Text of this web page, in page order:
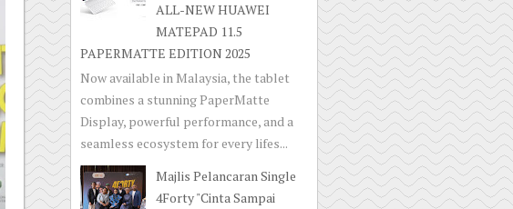
ALL-NEW HUAWEI
MATEPAD 11.5
PAPERMATTE EDITION 2025
Now available in Malaysia, the tablet
combines a stunning PaperMatte
Display, powerful performance, and a
seamless ecosystem for every lifes...
Majlis Pelancaran Single
4Forty "Cinta Sampai